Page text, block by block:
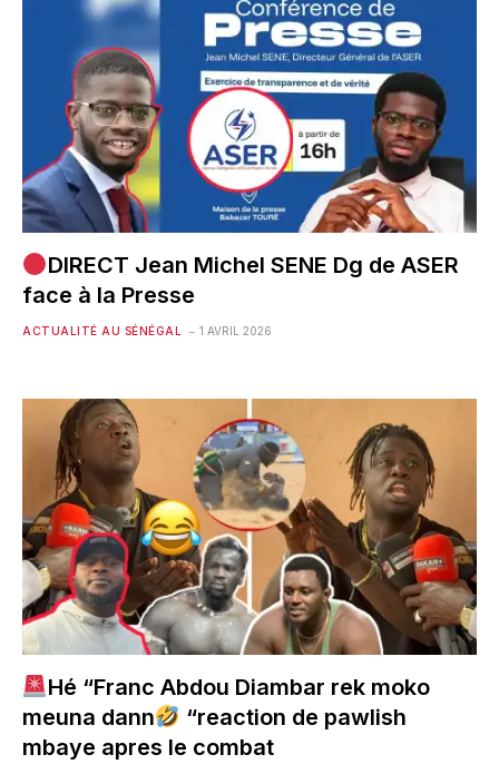
DIRECT Jean Michel SENE Dg de ASER
face à la Presse
ACTUALITÉ AU SÉNÉGAL 1 AVRIL 2026
Hé “Franc Abdou Diambar rek moko
meuna dann
“reaction de pawlish
mbaye apres le combat